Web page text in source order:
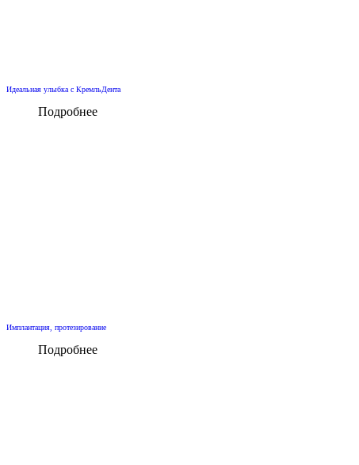
Идеальная улыбка с КремльДента
Подробнее
Имплантация, протезирование
Подробнее